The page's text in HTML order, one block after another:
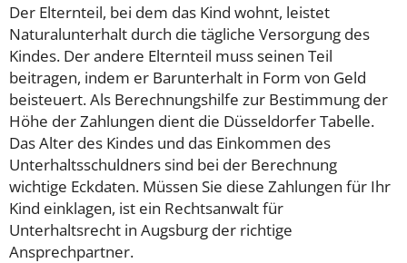
Der Elternteil, bei dem das Kind wohnt, leistet
Naturalunterhalt durch die tägliche Versorgung des
Kindes. Der andere Elternteil muss seinen Teil
beitragen, indem er Barunterhalt in Form von Geld
beisteuert. Als Berechnungshilfe zur Bestimmung der
Höhe der Zahlungen dient die Düsseldorfer Tabelle.
Das Alter des Kindes und das Einkommen des
Unterhaltsschuldners sind bei der Berechnung
wichtige Eckdaten. Müssen Sie diese Zahlungen für Ihr
Kind einklagen, ist ein Rechtsanwalt für
Unterhaltsrecht in Augsburg der richtige
Ansprechpartner.